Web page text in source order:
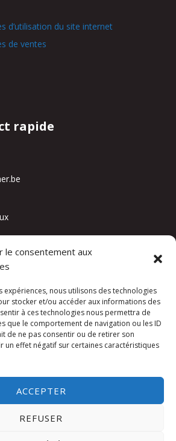
le consentement aux
expériences, nous utilisons des technologies
stocker et/ou accéder aux informations des
à ces technologies nous permettra de
que le comportement de navigation ou les ID
de ne pas consentir ou de retirer son
un effet négatif sur certaines caractéristiques
ACCEPTER
REFUSER
d’utilisation du site internet
de ventes
rapide
sociaux
SRL -Mentions légales
DIREXION Web Agency